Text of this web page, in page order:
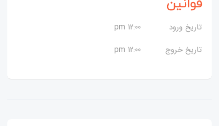
تاریخ ورود
12:00 pm
تاریخ خروج
12:00 pm